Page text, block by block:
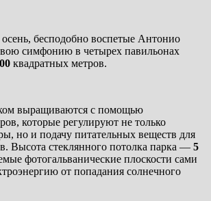
бесподобно воспетые Антонио
симфонию в четырех павильонах
квадратных метров.
выращиваются с помощью
которые регулируют не только
но и подачу питательных веществ для
Высота стеклянного потолка парка — 5
фотогальванические плоскости сами
от попадания солнечного